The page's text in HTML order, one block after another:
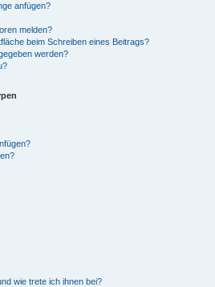
anfügen?
melden?
beim Schreiben eines Beitrags?
werden?
wie trete ich ihnen bei?